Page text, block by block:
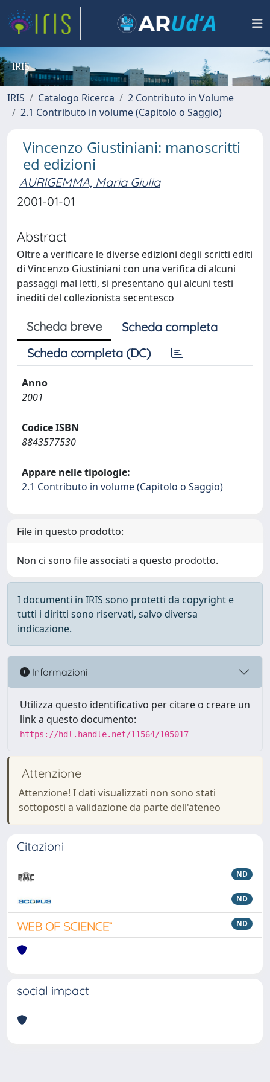
IRIS
IRIS Catalogo Ricerca
2 Contributo in Volume
2.1 Contributo in volume (Capitolo o Saggio)
Vincenzo Giustiniani: manoscritti
ed edizioni
AURIGEMMA, Maria Giulia
2001-01-01
Abstract
Oltre a verificare le diverse edizioni degli scritti editi
di Vincenzo Giustiniani con una verifica di alcuni
passaggi mal letti, si presentano qui alcuni testi
inediti del collezionista secentesco
Scheda breve
Scheda completa
Scheda completa (DC)
Anno
2001
Codice ISBN
8843577530
Appare nelle tipologie:
2.1 Contributo in volume (Capitolo o Saggio)
File in questo prodotto:
Non ci sono file associati a questo prodotto.
I documenti in IRIS sono protetti da copyright e
tutti i diritti sono riservati, salvo diversa
indicazione.
Informazioni
Utilizza questo identificativo per citare o creare un
link a questo documento:
https://hdl.handle.net/11564/105017
Attenzione
Attenzione! I dati visualizzati non sono stati
sottoposti a validazione da parte dell'ateneo
Citazioni
ND
ND
ND
social impact